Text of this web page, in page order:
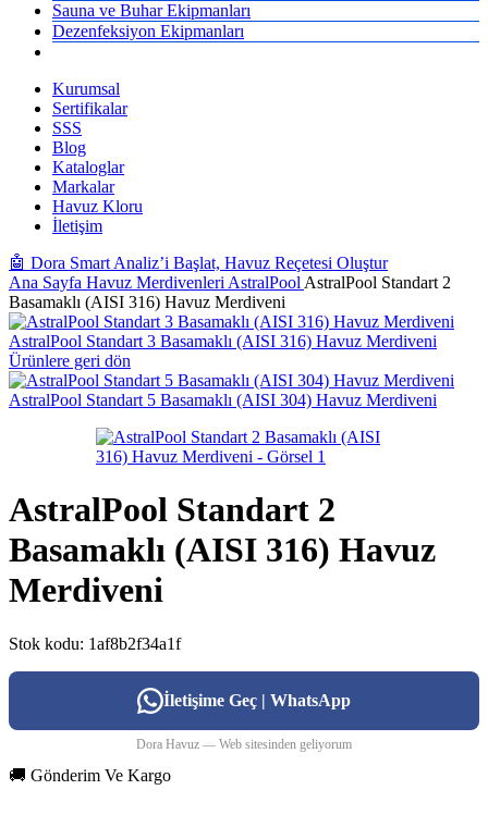
Sauna ve Buhar Ekipmanları
Dezenfeksiyon Ekipmanları
Kurumsal
Sertifikalar
SSS
Blog
Kataloglar
Markalar
Havuz Kloru
İletişim
🤖 Dora Smart Analiz’i Başlat, Havuz Reçetesi Oluştur
Ana Sayfa Havuz Merdivenleri AstralPool AstralPool Standart 2
Basamaklı (AISI 316) Havuz Merdiveni
AstralPool Standart 3 Basamaklı (AISI 316) Havuz Merdiveni
Ürünlere geri dön
AstralPool Standart 5 Basamaklı (AISI 304) Havuz Merdiveni
AstralPool Standart 2
Basamaklı (AISI 316) Havuz
Merdiveni
Stok kodu: 1af8b2f34a1f
İletişime Geç | WhatsApp
Dora Havuz — Web sitesinden geliyorum
🚚 Gönderim Ve Kargo